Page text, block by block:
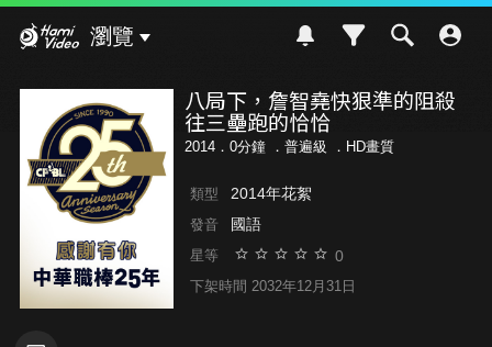
瀏覽
八局下，詹智堯快狠準的阻殺
往三壘跑的恰恰
2014．0分鐘 ． 普遍級 ．HD畫質
類型 2014年花絮
發音 國語
星等 0
下架時間 2032年12月31日